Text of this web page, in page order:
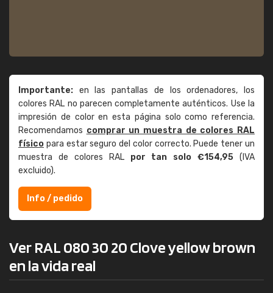
Importante: en las pantallas de los ordenadores, los
colores RAL no parecen completamente auténticos. Use la
impresión de color en esta página solo como referencia.
Recomendamos comprar un muestra de colores RAL
físico para estar seguro del color correcto. Puede tener un
muestra de colores RAL por tan solo €154,95 (IVA
excluido).
Info / pedido
Ver RAL 080 30 20 Clove yellow brown
en la vida real